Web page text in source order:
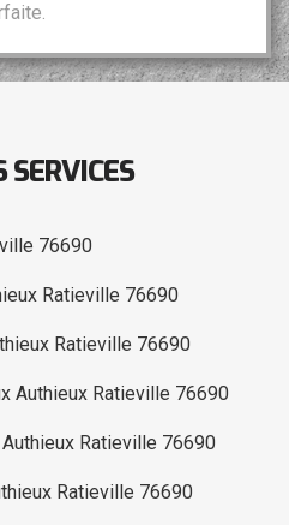
SERVICES
76690
Ratieville 76690
Ratieville 76690
Authieux Ratieville 76690
Ratieville 76690
Ratieville 76690